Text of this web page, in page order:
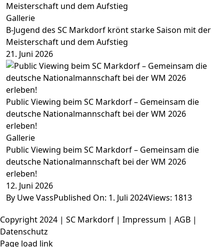
Meisterschaft und dem Aufstieg
Gallerie
B-Jugend des SC Markdorf krönt starke Saison mit der
Meisterschaft und dem Aufstieg
21. Juni 2026
Public Viewing beim SC Markdorf – Gemeinsam die
deutsche Nationalmannschaft bei der WM 2026
erleben!
Gallerie
Public Viewing beim SC Markdorf – Gemeinsam die
deutsche Nationalmannschaft bei der WM 2026
erleben!
12. Juni 2026
By Uwe VassPublished On: 1. Juli 2024Views: 1813
Copyright 2024 | SC Markdorf | Impressum | AGB |
Datenschutz
Instagram
Facebook
Page load link